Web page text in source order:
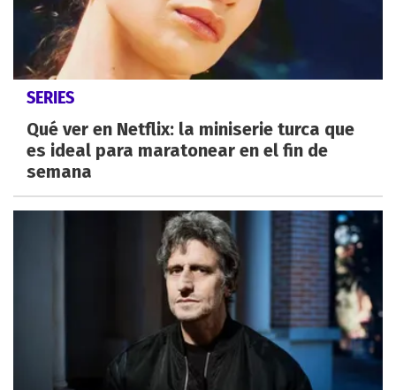
SERIES
Qué ver en Netflix: la miniserie turca que
es ideal para maratonear en el fin de
semana